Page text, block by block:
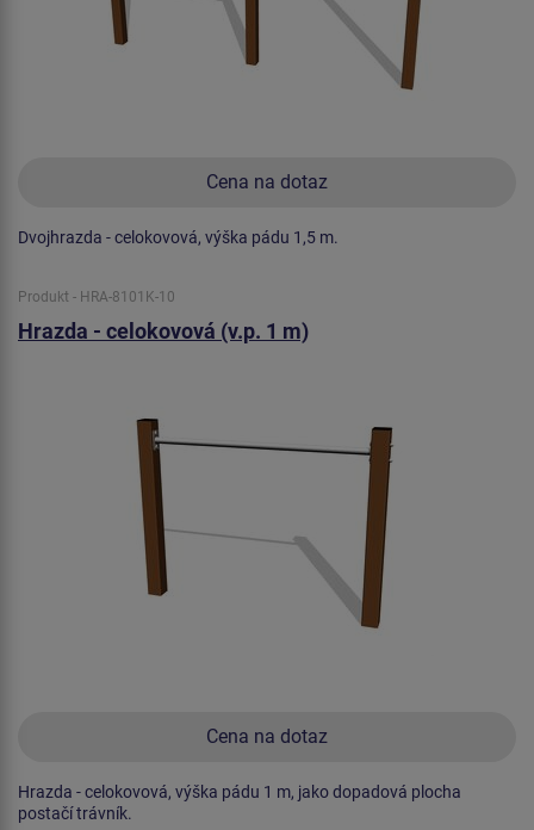
Cena na dotaz
Dvojhrazda - celokovová, výška pádu 1,5 m.
Produkt - HRA-8101K-10
Hrazda - celokovová (v.p. 1 m)
Cena na dotaz
Hrazda - celokovová, výška pádu 1 m, jako dopadová plocha
postačí trávník.